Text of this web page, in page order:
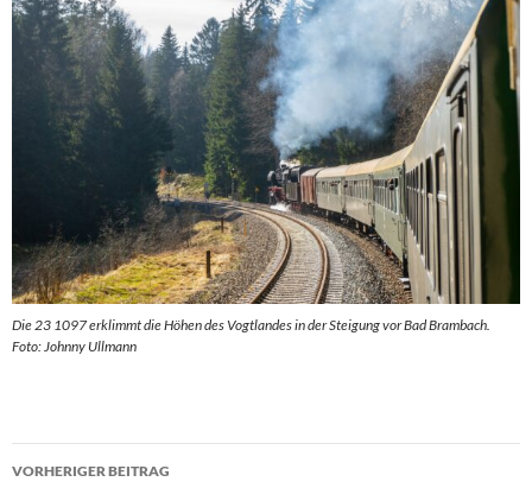
Die 23 1097 erklimmt die Höhen des Vogtlandes in der Steigung vor Bad Brambach.
Foto: Johnny Ullmann
Beitragsnavigation
VORHERIGER BEITRAG